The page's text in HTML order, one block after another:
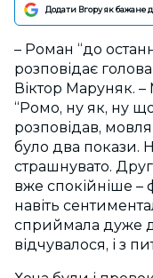
Додати Вгору як бажане
– Роман “до
розповідає
Віктор Маруняк.
“Ромо, ну як, ну
розповідав,
було два покази.
страшнувато.
вже спокійніше
навіть
сприймала дуже
відчувалося, і з